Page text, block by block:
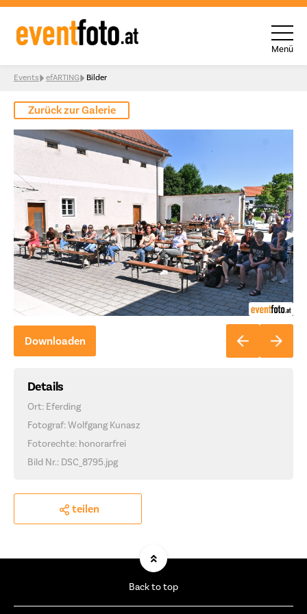
Skip to content
Menü
Events efARTING Bilder
Zurück zur Galerie
Downloaden
Details
Ort: Eferding
Fotograf: Wolfgang Kunasz
Fotorechte: honorarfrei
Bild Nr.: DSC_8795.jpg
teilen
Back to top